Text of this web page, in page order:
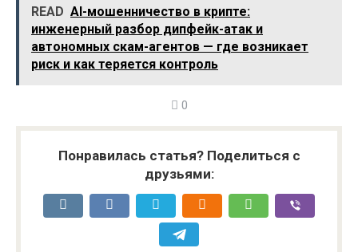
READ AI-мошенничество в крипте:
инженерный разбор дипфейк-атак и
автономных скам-агентов — где возникает
риск и как теряется контроль
0
Понравилась статья? Поделиться с
друзьями: